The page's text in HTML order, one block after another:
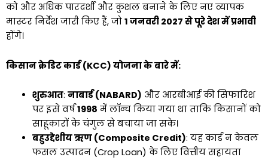
को और अधिक पारदर्शी और कुशल बनाने के लिए नए व्यापक
मास्टर निर्देश जारी किए हैं, जो 1 जनवरी 2027 से पूरे देश में प्रभावी
होंगे।
किसान क्रेडिट कार्ड (KCC) योजना के बारे में:
शुरुआत: नाबार्ड (NABARD) और आरबीआई की सिफारिश
पर इसे वर्ष 1998 में लॉन्च किया गया था ताकि किसानों को
साहूकारों के चंगुल से बचाया जा सके।
बहुउद्देशीय ऋण (Composite Credit): यह कार्ड न केवल
फसल उत्पादन (Crop Loan) के लिए वित्तीय सहायता